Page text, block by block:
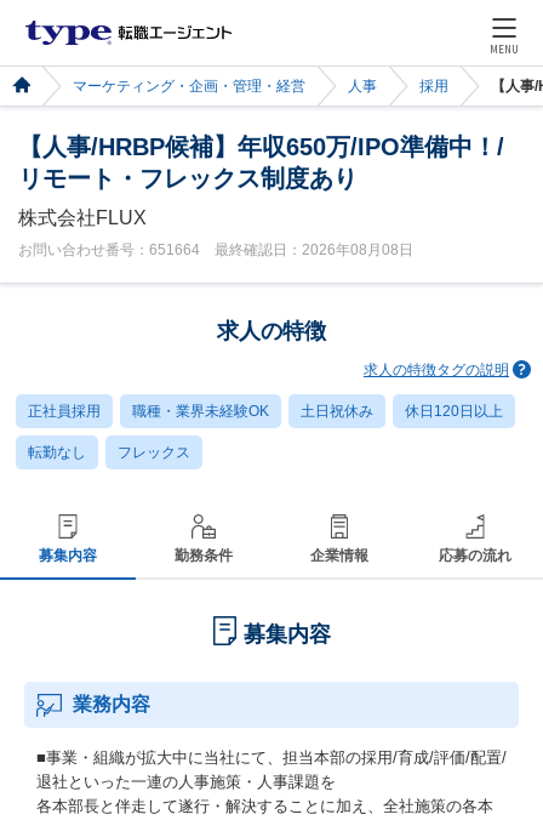
MENU
マーケティング・企画・管理・経営 人事 採用 【人
【人事/HRBP候補】年収650万/IPO準備中！/
リモート・フレックス制度あり
株式会社FLUX
お問い合わせ番号：651664 最終確認日：2026年08月08日
求人の特徴
求人の特徴タグの説明
正社員採用 職種・業界未経験OK 土日祝休み 休日120日以上
転勤なし フレックス
募集内容 勤務条件 企業情報 応募の流れ
募集内容
業務内容
■事業・組織が拡大中に当社にて、担当本部の採用/育成/評価/配置/
退社といった一連の人事施策・人事課題を
各本部長と伴走して遂行・解決することに加え、全社施策の各本